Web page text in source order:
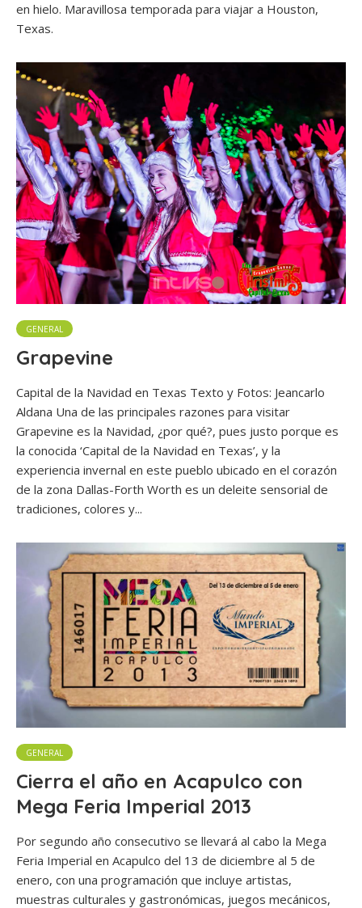
en hielo. Maravillosa temporada para viajar a Houston,
Texas.
GENERAL
Grapevine
Capital de la Navidad en Texas Texto y Fotos: Jeancarlo
Aldana Una de las principales razones para visitar
Grapevine es la Navidad, ¿por qué?, pues justo porque es
la conocida ‘Capital de la Navidad en Texas’, y la
experiencia invernal en este pueblo ubicado en el corazón
de la zona Dallas-Forth Worth es un deleite sensorial de
tradiciones, colores y...
GENERAL
Cierra el año en Acapulco con
Mega Feria Imperial 2013
Por segundo año consecutivo se llevará al cabo la Mega
Feria Imperial en Acapulco del 13 de diciembre al 5 de
enero, con una programación que incluye artistas,
muestras culturales y gastronómicas, juegos mecánicos,